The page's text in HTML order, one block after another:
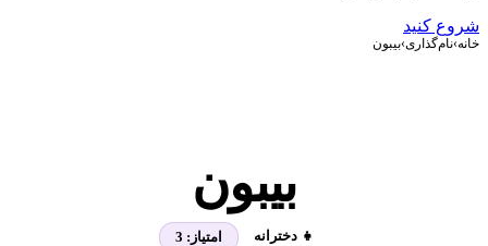
شروع کنید
خانه›نام‌گذاری›بیبون
بیبون
👧 دخترانه امتیاز: 3